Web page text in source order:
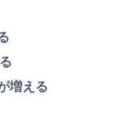
増える